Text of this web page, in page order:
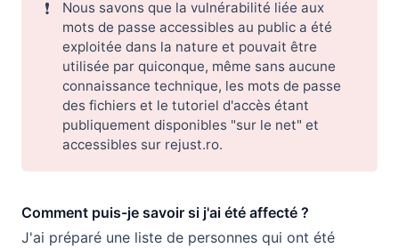
❗
Nous savons que la vulnérabilité liée aux
mots de passe accessibles au public a été
exploitée dans la nature et pouvait être
utilisée par quiconque, même sans aucune
connaissance technique, les mots de passe
des fichiers et le tutoriel d'accès étant
publiquement disponibles "sur le net" et
accessibles sur rejust.ro.
Comment puis-je savoir si j'ai été affecté ?
J'ai préparé une liste de personnes qui ont été